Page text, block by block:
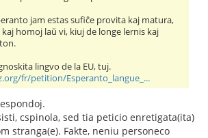
jam estas sufiĉe provita kaj matura,
homoj laŭ vi, kiuj de longe lernis kaj
lingvo de la EU, tuj.
fr/petition/Esperanto_langue_...
cspinola, sed tia peticio enretigata(ita)
stranga(e). Fakte, neniu personeco